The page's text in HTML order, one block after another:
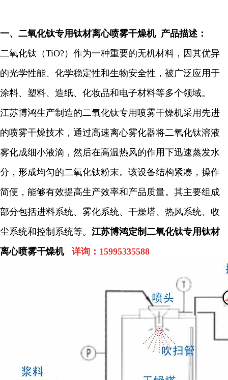
一、 二氧化钛专用钛材离心喷雾干燥机 产品描述：
二氧化钛（TiO?）作为一种重要的无机材料，因其优异
的光学性能、化学稳定性和生物安全性，被广泛应用于
涂料、塑料、造纸、化妆品和电子材料等多个领域。
江苏博鸿生产制造的二氧化钛专用喷雾干燥机采用先进
的喷雾干燥技术，通过高速离心雾化器将二氧化钛溶液
雾化成细小液滴，然后在高温热风的作用下迅速蒸发水
分，形成均匀的二氧化钛粉末。该设备结构紧凑，操作
简便，能够有效提高生产效率和产品质量。其主要组成
部分包括进料系统、雾化系统、干燥塔、热风系统、收
尘系统和控制系统等。 江苏博鸿定制二氧化钛专用钛材
离心喷雾干燥机 详询： 15995335588